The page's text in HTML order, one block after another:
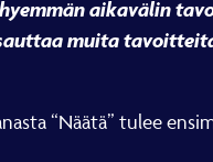
aikavälin
muita
“Näätä” tulee